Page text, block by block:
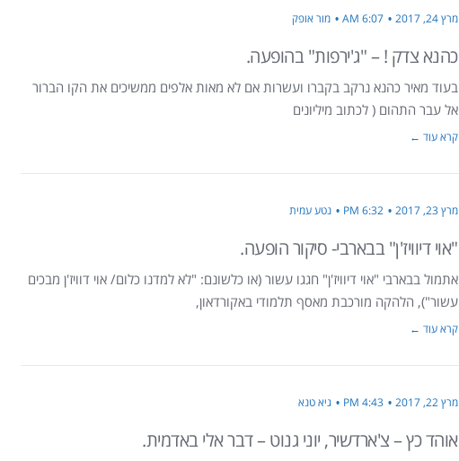
מרץ 24, 2017 6:07 AM מור אופק
כהנא צדק ! – "ג'ירפות" בהופעה.
בעוד מאיר כהנא נרקב בקברו ועשרות אם לא מאות אלפים ממשיכים את הקו הברור
אל עבר התהום ( לכתוב מיליונים
קרא עוד ←
מרץ 23, 2017 6:32 PM נטע עמית
"אוי דיוויז'ן" בבארבי- סיקור הופעה.
אתמול בבארבי "אוי דיוויז'ן" חגגו עשור (או כלשונם: "לא למדנו כלום/ אוי דוויז'ן מבכים
עשור"), הלהקה מורכבת מאסף תלמודי באקורדאון,
קרא עוד ←
מרץ 22, 2017 4:43 PM גיא טנא
אוהד כץ – צ'ארדשיר, יוני גנוט – דבר אלי באדמית.